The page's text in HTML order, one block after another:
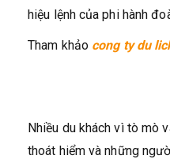
hiệu lệnh của phi hành
Tham khảo cong ty du
Nhiều du khách vì tò mò
thoát hiểm và những